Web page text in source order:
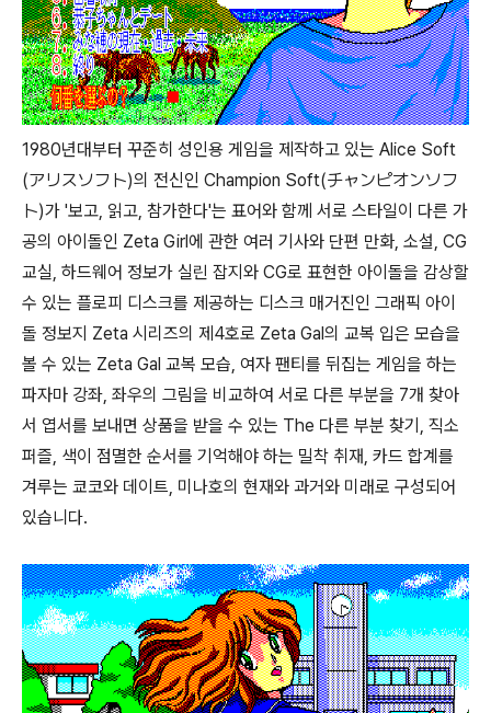
1980년대부터 꾸준히 성인용 게임을 제작하고 있는 Alice Soft
(アリスソフト)의 전신인 Champion Soft(チャンピオンソフ
ト)가 '보고, 읽고, 참가한다'는 표어와 함께 서로 스타일이 다른 가
공의 아이돌인 Zeta Girl에 관한 여러 기사와 단편 만화, 소설, CG
교실, 하드웨어 정보가 실린 잡지와 CG로 표현한 아이돌을 감상할
수 있는 플로피 디스크를 제공하는 디스크 매거진인 그래픽 아이
돌 정보지 Zeta 시리즈의 제4호로 Zeta Gal의 교복 입은 모습을
볼 수 있는 Zeta Gal 교복 모습, 여자 팬티를 뒤집는 게임을 하는
파자마 강좌, 좌우의 그림을 비교하여 서로 다른 부분을 7개 찾아
서 엽서를 보내면 상품을 받을 수 있는 The 다른 부분 찾기, 직소
퍼즐, 색이 점멸한 순서를 기억해야 하는 밀착 취재, 카드 합계를
겨루는 쿄코와 데이트, 미나호의 현재와 과거와 미래로 구성되어
있습니다.